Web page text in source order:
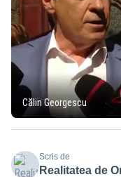
Călin Georgescu
Scris de
Realitatea de